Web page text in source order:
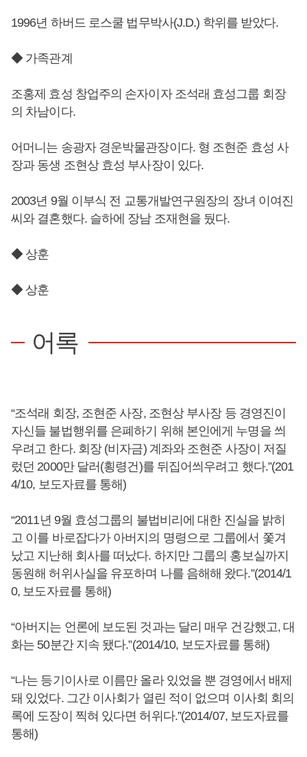
1996년 하버드 로스쿨 법무박사(J.D.) 학위를 받았다.
◆ 가족관계
조홍제 효성 창업주의 손자이자 조석래 효성그룹 회장
의 차남이다.
어머니는 송광자 경운박물관장이다. 형 조현준 효성 사
장과 동생 조현상 효성 부사장이 있다.
2003년 9월 이부식 전 교통개발연구원장의 장녀 이여진
씨와 결혼했다. 슬하에 장남 조재현을 뒀다.
◆ 상훈
◆ 상훈
어록
“조석래 회장, 조현준 사장, 조현상 부사장 등 경영진이
자신들 불법행위를 은폐하기 위해 본인에게 누명을 씌
우려고 한다. 회장 (비자금) 계좌와 조현준 사장이 저질
렀던 2000만 달러(횡령건)를 뒤집어씌우려고 했다.”(201
4/10, 보도자료를 통해)
“2011년 9월 효성그룹의 불법비리에 대한 진실을 밝히
고 이를 바로잡다가 아버지의 명령으로 그룹에서 쫓겨
났고 지난해 회사를 떠났다. 하지만 그룹의 홍보실까지
동원해 허위사실을 유포하며 나를 음해해 왔다.”(2014/1
0, 보도자료를 통해)
“아버지는 언론에 보도된 것과는 달리 매우 건강했고, 대
화는 50분간 지속 됐다.”(2014/10, 보도자료를 통해)
“나는 등기이사로 이름만 올라 있었을 뿐 경영에서 배제
돼 있었다. 그간 이사회가 열린 적이 없으며 이사회 회의
록에 도장이 찍혀 있다면 허위다.”(2014/07, 보도자료를
통해)